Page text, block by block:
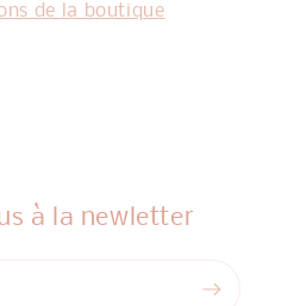
de la boutique
à la newletter